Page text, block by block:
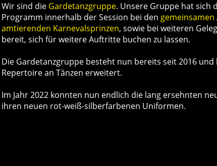
Wir sind die Gardetanzgruppe. Unsere Gruppe hat sich
Programm innerhalb der Session bei den
amtierenden Karnevalsprinzen, sowie bei weiteren
bereit, sich für weitere Auftritte buchen zu lassen.
Die Gardetanzgruppe besteht nun bereits seit 2016
Repertoire an Tänzen erweitert.
Im Jahr 2022 konnten nun endlich die lang ersehnten
ihren neuen rot-weiß-silberfarbenen Uniformen.